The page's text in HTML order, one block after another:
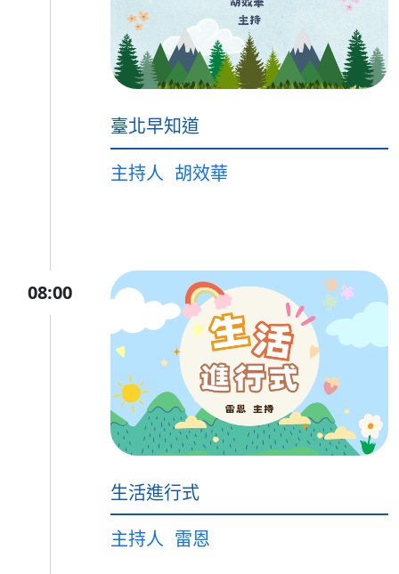
臺北早知道
主持人 胡效華
08:00
生活進行式
主持人 雷恩